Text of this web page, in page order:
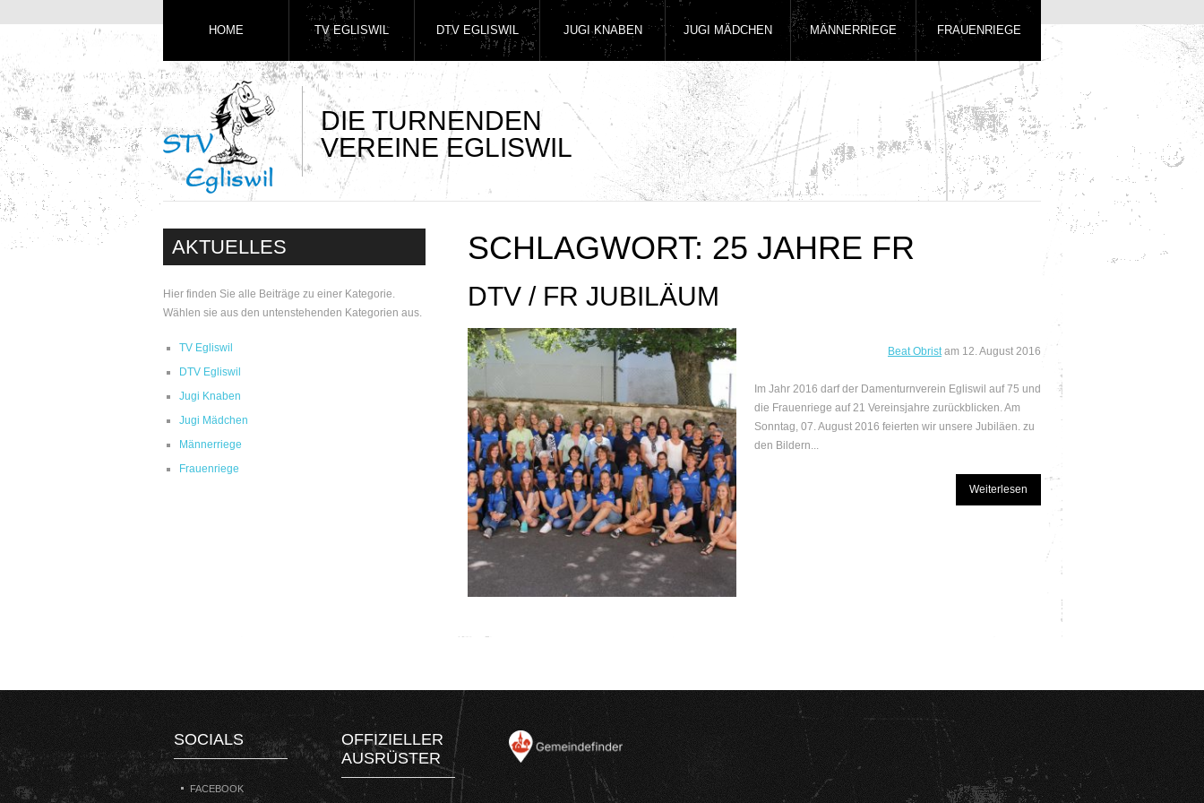
DIE TURNENDEN
VEREINE EGLISWIL
HOME TV EGLISWIL DTV EGLISWIL JUGI KNABEN JUGI MÄDCHEN MÄNNERRIEGE FRAUENRIEGE
AKTUELLES
Hier finden Sie alle Beiträge zu einer Kategorie.
Wählen sie aus den untenstehenden Kategorien aus.
TV Egliswil
DTV Egliswil
Jugi Knaben
Jugi Mädchen
Männerriege
Frauenriege
SCHLAGWORT: 25 JAHRE FR
DTV / FR JUBILÄUM
Beat Obristam 12. August 2016
Im Jahr 2016 darf der Damenturnverein Egliswil auf 75 und
die Frauenriege auf 21 Vereinsjahre zurückblicken. Am
Sonntag, 07. August 2016 feierten wir unsere Jubiläen. zu
den Bildern...
Weiterlesen
SOCIALS
FACEBOOK
OFFIZIELLER
AUSRÜSTER